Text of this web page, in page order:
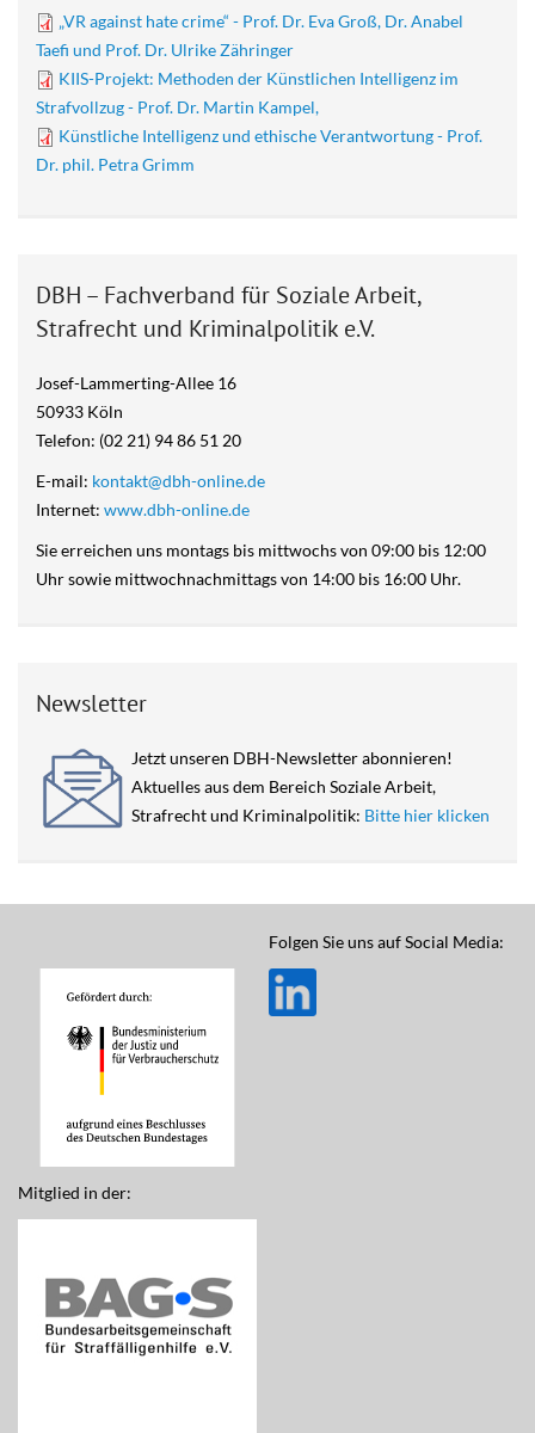
„VR against hate crime“ - Prof. Dr. Eva Groß, Dr. Anabel
Taefi und Prof. Dr. Ulrike Zähringer
KIIS-Projekt: Methoden der Künstlichen Intelligenz im
Strafvollzug - Prof. Dr. Martin Kampel,
Künstliche Intelligenz und ethische Verantwortung - Prof.
Dr. phil. Petra Grimm
DBH – Fachverband für Soziale Arbeit,
Strafrecht und Kriminalpolitik e.V.
Josef-Lammerting-Allee 16
50933 Köln
Telefon: (02 21) 94 86 51 20
E-mail: kontakt@dbh-online.de
Internet: www.dbh-online.de
Sie erreichen uns montags bis mittwochs von 09:00 bis 12:00
Uhr sowie mittwochnachmittags von 14:00 bis 16:00 Uhr.
Newsletter
Jetzt unseren DBH-Newsletter abonnieren!
Aktuelles aus dem Bereich Soziale Arbeit,
Strafrecht und Kriminalpolitik: Bitte hier klicken
Mitglied in der:
Folgen Sie uns auf Social Media: